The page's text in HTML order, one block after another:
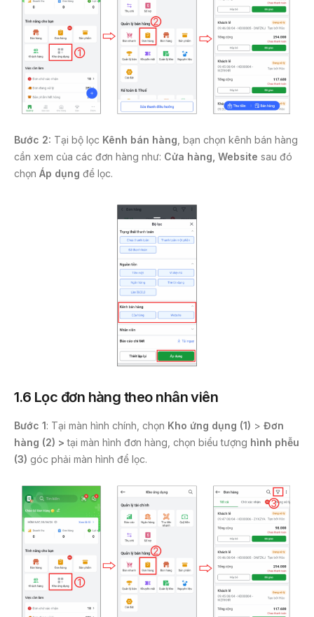
Bước 2: Tại bộ lọc Kênh bán hàng , bạn chọn kênh bán hàng
cần xem của các đơn hàng như: Cửa hàng, Website sau đó
chọn Áp dụng để lọc.
1.6 Lọc đơn hàng theo nhân viên
Bước 1: Tại màn hình chính, chọn Kho ứng dụng (1) > Đơn
hàng (2) >tại màn hình đơn hàng, chọn biểu tượng hình phễu
(3) góc phải màn hình để lọc.